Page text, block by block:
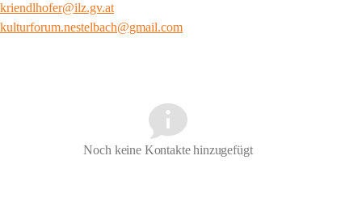
kriendlhofer@ilz.gv.at
kulturforum.nestelbach@gmail.com
Noch keine Kontakte hinzugefügt